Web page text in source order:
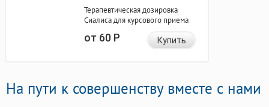
Терапевтическая дозировка
Сиалиса для курсового приема
от 60Р Купить
На пути к совершенству вместе с нами